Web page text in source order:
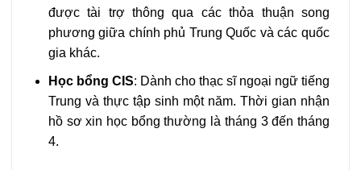
được tài trợ thông qua các thỏa thuận song
phương giữa chính phủ Trung Quốc và các quốc
gia khác.
Học bổng CIS: Dành cho thạc sĩ ngoại ngữ tiếng
Trung và thực tập sinh một năm. Thời gian nhận
hồ sơ xin học bổng thường là tháng 3 đến tháng
4.